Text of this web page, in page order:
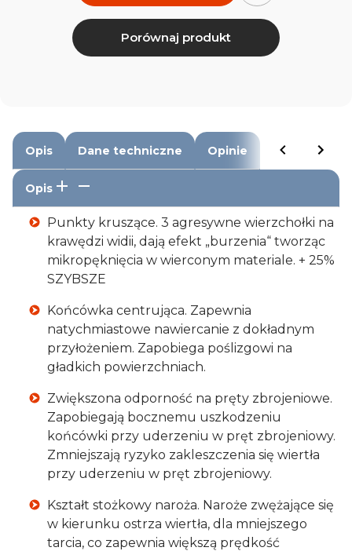
Porównaj produkt
Opis Dane techniczne Opinie
Opis
Punkty kruszące. 3 agresywne wierzchołki na
krawędzi widii, dają efekt „burzenia“ tworząc
mikropęknięcia w wierconym materiale. + 25%
SZYBSZE
Końcówka centrująca. Zapewnia
natychmiastowe nawiercanie z dokładnym
przyłożeniem. Zapobiega poślizgowi na
gładkich powierzchniach.
Zwiększona odporność na pręty zbrojeniowe.
Zapobiegają bocznemu uszkodzeniu
końcówki przy uderzeniu w pręt zbrojeniowy.
Zmniejszają ryzyko zakleszczenia się wiertła
przy uderzeniu w pręt zbrojeniowy.
Kształt stożkowy naroża. Naroże zwężające się
w kierunku ostrza wiertła, dla mniejszego
tarcia, co zapewnia większą prędkość